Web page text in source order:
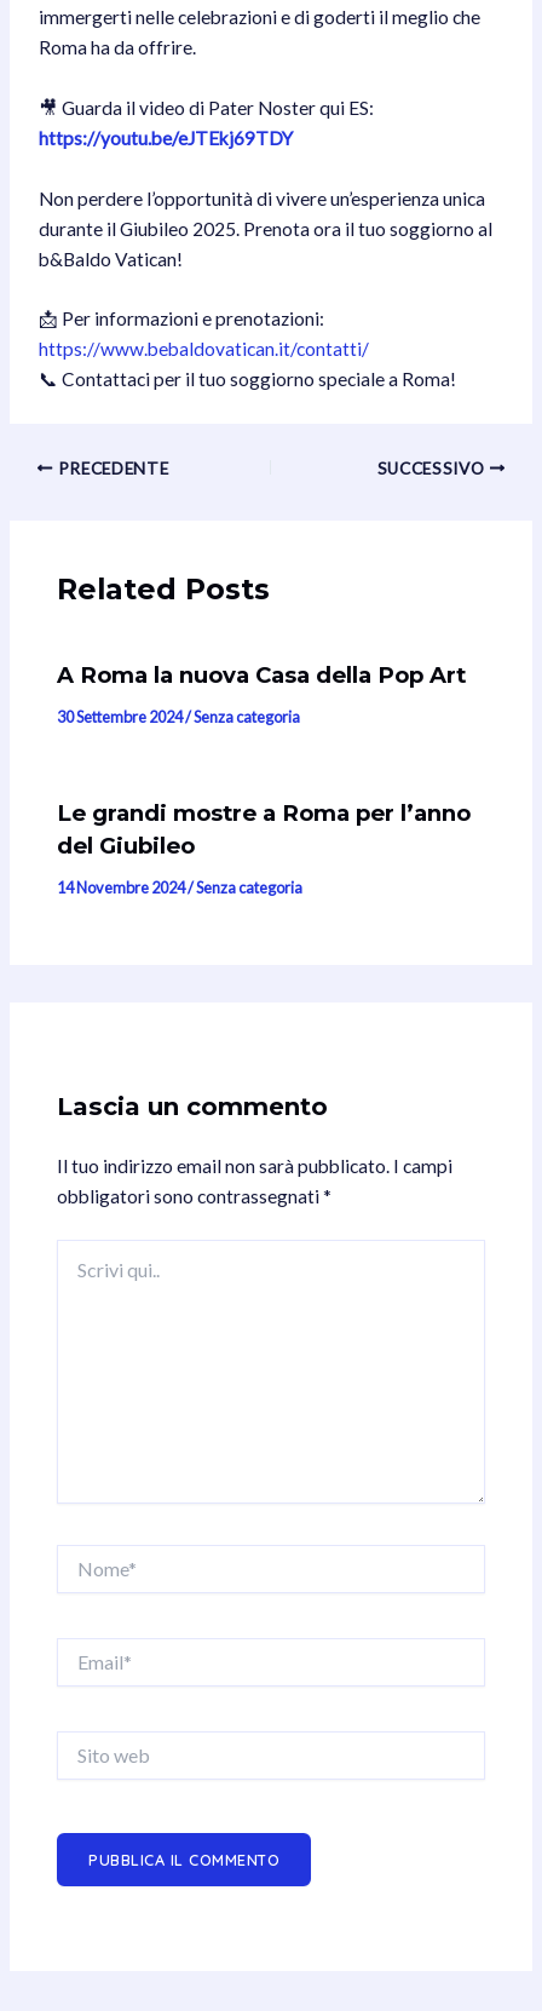
immergerti nelle celebrazioni e di goderti il meglio che
Roma ha da offrire.
🎥 Guarda il video di Pater Noster qui ES:
https://youtu.be/eJTEkj69TDY
Non perdere l’opportunità di vivere un’esperienza unica
durante il Giubileo 2025. Prenota ora il tuo soggiorno al
b&Baldo Vatican!
📩 Per informazioni e prenotazioni:
https://www.bebaldovatican.it/contatti/
📞 Contattaci per il tuo soggiorno speciale a Roma!
Navigazione
PRECEDENTE SUCCESSIVO
Related Posts
A Roma la nuova Casa della Pop Art
30 Settembre 2024/Senza categoria
Le grandi mostre a Roma per l’anno
del Giubileo
14 Novembre 2024/Senza categoria
Lascia un commento
Il tuo indirizzo email non sarà pubblicato. I campi
obbligatori sono contrassegnati*
qui..
web